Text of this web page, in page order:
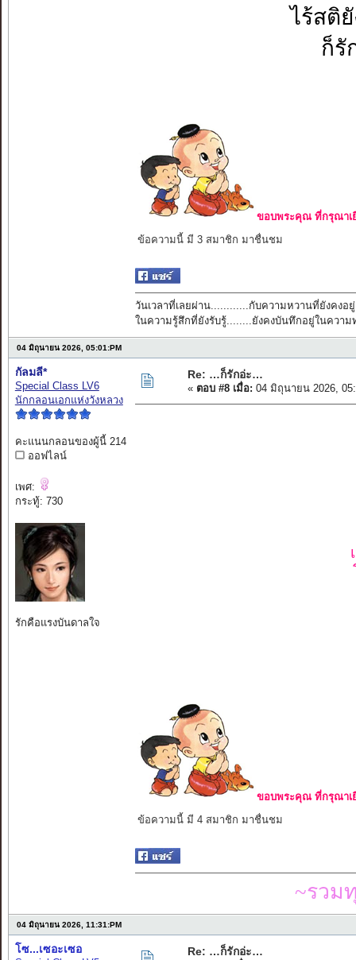
ไร้สติ
ก็รั
ขอบพระคุณ ที่กรุณาเ
ข้อความนี้ มี 3 สมาชิก มาชื่นชม
วันเวลาที่เลยผ่าน............กับความหวานที่ยังคงอยู่
ในความรู้สึกที่ยังรับรู้........ยังคงบันทึกอยู่ในความ
04 มิถุนายน 2026, 05:01:PM
กัลมลี*
Special Class LV6
นักกลอนเอกแห่งวังหลวง
คะแนนกลอนของผู้นี้ 214
ออฟไลน์
เพศ:
กระทู้: 730
รักคือแรงบันดาลใจ
Re: …ก็รักอ่ะ…
« ตอบ #8 เมื่อ: 04 มิถุนายน 2026,
ขอบพระคุณ ที่กรุณาเ
ข้อความนี้ มี 4 สมาชิก มาชื่นชม
~รวม
04 มิถุนายน 2026, 11:31:PM
โซ...เซอะเซอ Re: …ก็รักอ่ะ…